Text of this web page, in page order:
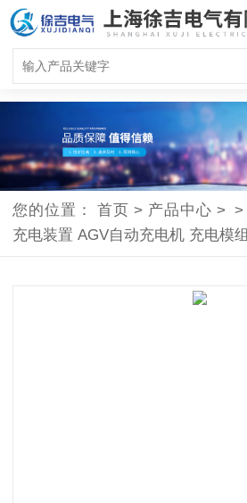
您的位置：首页 > 产品中心 > >
充电装置 AGV自动充电机 充电模组